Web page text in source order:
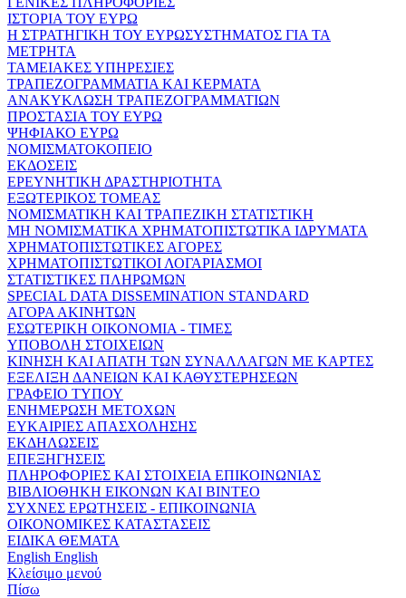
ΙΣΤΟΡΙΑ ΤΟΥ ΕΥΡΩ
Η ΣΤΡΑΤΗΓΙΚΗ ΤΟΥ ΕΥΡΩΣΥΣΤΗΜΑΤΟΣ ΓΙΑ ΤΑ
ΜΕΤΡΗΤΑ
ΤΑΜΕΙΑΚΕΣ ΥΠΗΡΕΣΙΕΣ
ΤΡΑΠΕΖΟΓΡΑΜΜΑΤΙΑ ΚΑΙ ΚΕΡΜΑΤΑ
ΑΝΑΚΥΚΛΩΣΗ ΤΡΑΠΕΖΟΓΡΑΜΜΑΤΙΩΝ
ΠΡΟΣΤΑΣΙΑ ΤΟΥ ΕΥΡΩ
ΨΗΦΙΑΚΟ ΕΥΡΩ
ΝΟΜΙΣΜΑΤΟΚΟΠΕΙΟ
ΕΚΔΟΣΕΙΣ
ΕΡΕΥΝΗΤΙΚΗ ΔΡΑΣΤΗΡΙΟΤΗΤΑ
ΕΞΩΤΕΡΙΚΟΣ ΤΟΜΕΑΣ
ΝΟΜΙΣΜΑΤΙΚΗ ΚΑΙ ΤΡΑΠΕΖΙΚΗ ΣΤΑΤΙΣΤΙΚΗ
ΜΗ ΝΟΜΙΣΜΑΤΙΚΑ ΧΡΗΜΑΤΟΠΙΣΤΩΤΙΚΑ ΙΔΡΥΜΑΤΑ
ΧΡΗΜΑΤΟΠΙΣΤΩΤΙΚΕΣ ΑΓΟΡΕΣ
ΧΡΗΜΑΤΟΠΙΣΤΩΤΙΚΟΙ ΛΟΓΑΡΙΑΣΜΟΙ
ΣΤΑΤΙΣΤΙΚΕΣ ΠΛΗΡΩΜΩΝ
SPECIAL DATA DISSEMINATION STANDARD
ΑΓΟΡΑ ΑΚΙΝΗΤΩΝ
ΕΣΩΤΕΡΙΚΗ ΟΙΚΟΝΟΜΙΑ - ΤΙΜΕΣ
ΥΠΟΒΟΛΗ ΣΤΟΙΧΕΙΩΝ
ΚΙΝΗΣΗ ΚΑΙ ΑΠΑΤΗ ΤΩΝ ΣΥΝΑΛΛΑΓΩΝ ΜΕ ΚΑΡΤΕΣ
ΕΞΕΛΙΞΗ ΔΑΝΕΙΩΝ ΚΑΙ ΚΑΘΥΣΤΕΡΗΣΕΩΝ
ΓΡΑΦΕΙΟ ΤΥΠΟΥ
ΕΝΗΜΕΡΩΣΗ ΜΕΤΟΧΩΝ
ΕΥΚΑΙΡΙΕΣ ΑΠΑΣΧΟΛΗΣΗΣ
ΕΚΔΗΛΩΣΕΙΣ
ΕΠΕΞΗΓΗΣΕΙΣ
ΠΛΗΡΟΦΟΡΙΕΣ ΚΑΙ ΣΤΟΙΧΕΙΑ ΕΠΙΚΟΙΝΩΝΙΑΣ
ΒΙΒΛΙΟΘΗΚΗ ΕΙΚΟΝΩΝ ΚΑΙ ΒΙΝΤΕΟ
ΣΥΧΝΕΣ ΕΡΩΤΗΣΕΙΣ - ΕΠΙΚΟΙΝΩΝΙΑ
ΟΙΚΟΝΟΜΙΚΕΣ ΚΑΤΑΣΤΑΣΕΙΣ
ΕΙΔΙΚΑ ΘΕΜΑΤΑ
English English
Κλείσιμο μενού
Πίσω